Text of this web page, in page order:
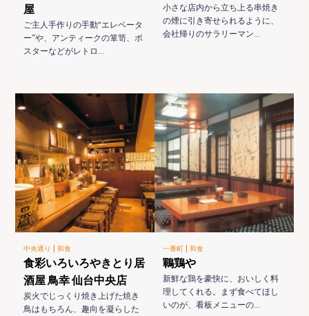
屋
ご主人手作りの手動“エレベータ
ー”や、アンティークの箪笥、ポ
スターなどがレトロ…
小さな店内から立ち上る串焼き
の煙に引き寄せられるように、
会社帰りのサラリーマン…
中央通り |和食
食彩いろいろやきとり居
酒屋 鳥幸 仙台中央店
炭火でじっくり焼き上げた焼き
鳥はもちろん、趣向を凝らした
一番町 | 和食
鶤鶏や
新鮮な鶏を豪快に、おいしく料
理してくれる。まず食べてほし
いのが、看板メニューの…